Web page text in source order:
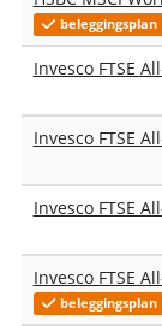
beleggingsplan
Invesco FTSE
Invesco FTSE
Invesco FTSE
Invesco FTSE
beleggingsplan